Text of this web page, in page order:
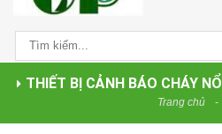
THIẾT BỊ CẢNH BÁO CHÁY NỔ
Trang chủ